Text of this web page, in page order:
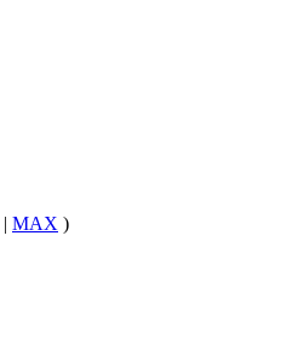
| MAX )